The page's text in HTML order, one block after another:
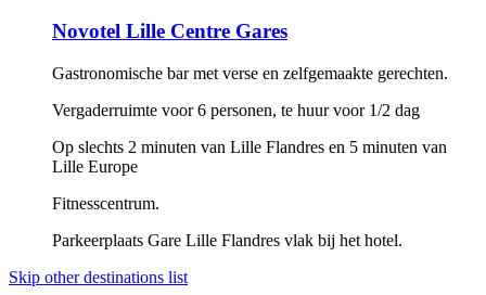
Novotel Lille Centre Gares
Gastronomische bar met verse en zelfgemaakte gerechten.
Vergaderruimte voor 6 personen, te huur voor 1/2 dag
Op slechts 2 minuten van Lille Flandres en 5 minuten van
Lille Europe
Fitnesscentrum.
Parkeerplaats Gare Lille Flandres vlak bij het hotel.
Skip other destinations list